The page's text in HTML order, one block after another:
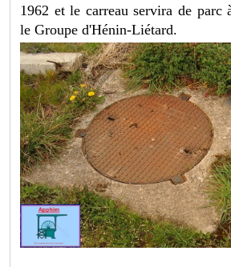
1962 et le carreau servira de parc
le Groupe d'Hénin-Liétard.